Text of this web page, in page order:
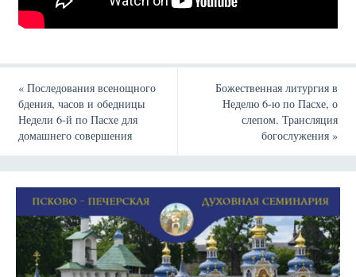
«Последования всенощного
бдения, часов и обедницы
Недели 6-й по Пасхе для
домашнего совершения
Божественная литургия в
Неделю 6-ю по Пасхе, о
слепом. Трансляция
богослужения»